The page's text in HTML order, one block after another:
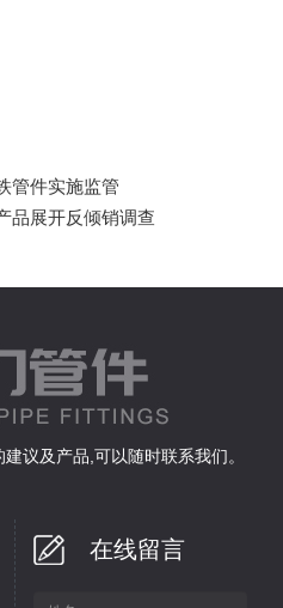
管件实施监管
品展开反倾销调查
议及产品,可以随时联系我们。
在线留言